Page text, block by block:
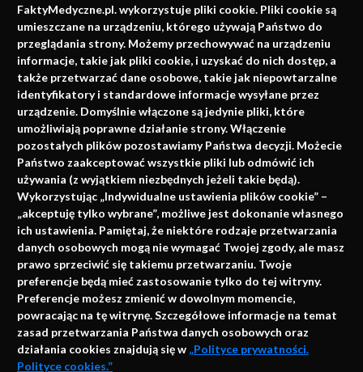
FaktyMedyczne.pl. wykorzystuje pliki cookie. Pliki cookie są
umieszczane na urządzeniu, którego używają Państwo do
przeglądania strony. Możemy przechowywać na urządzeniu
informacje, takie jak pliki cookie, i uzyskać do nich dostęp, a
także przetwarzać dane osobowe, takie jak niepowtarzalne
identyfikatory i standardowe informacje wysyłane przez
urządzenie. Domyślnie włączone są jedynie pliki, które
umożliwiają poprawne działanie strony. Włączenie
pozostałych plików pozostawiamy Państwa decyzji. Możecie
Państwo zaakceptować wszystkie pliki lub odmówić ich
używania (z wyjątkiem niezbędnych jeżeli takie będą).
Wykorzystując „Indywidualne ustawienia plików cookie” –
„akceptuję tylko wybrane”, możliwe jest dokonanie własnego
ich ustawienia. Pamiętaj, że niektóre rodzaje przetwarzania
danych osobowych mogą nie wymagać Twojej zgody, ale masz
prawo sprzeciwić się takiemu przetwarzaniu. Twoje
preferencje będą mieć zastosowanie tylko do tej witryny.
Preferencje możesz zmienić w dowolnym momencie,
powracając na tę witrynę. Szczegółowe informacje na temat
zasad przetwarzania Państwa danych osobowych oraz
działania cookies znajdują się w „Polityce prywatności.
Polityce cookies.”
faktach
Konferencje, szkolenia, e-learning, wydawnictwo
Napisz do nas
info@faktymedyczne.pl
ul. Towarowa 2
43-460 Wisła
Redakcja medyczna:
ul. Wolności 338b